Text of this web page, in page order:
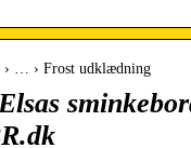
› … › Frost udklædning